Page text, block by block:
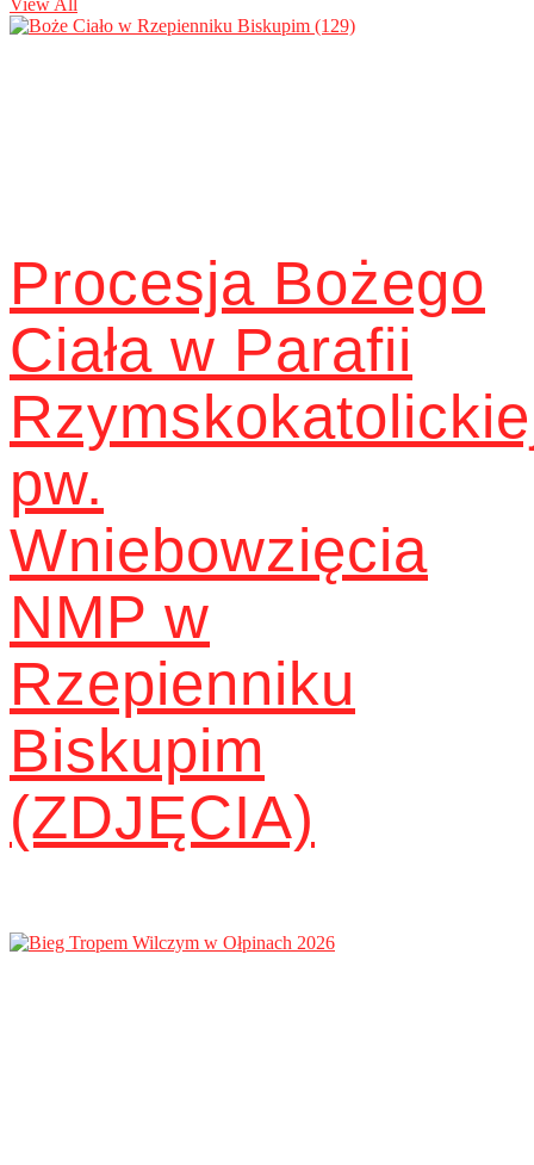
View All
Procesja Bożego
Ciała w Parafii
pw.
Wniebowzięcia
NMP w
Rzepienniku
Biskupim
(ZDJĘCIA)